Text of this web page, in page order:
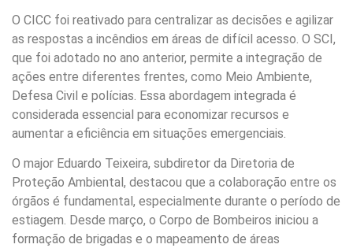
O CICC foi reativado para centralizar as decisões e agilizar
as respostas a incêndios em áreas de difícil acesso. O SCI,
que foi adotado no ano anterior, permite a integração de
ações entre diferentes frentes, como Meio Ambiente,
Defesa Civil e polícias. Essa abordagem integrada é
considerada essencial para economizar recursos e
aumentar a eficiência em situações emergenciais.
O major Eduardo Teixeira, subdiretor da Diretoria de
Proteção Ambiental, destacou que a colaboração entre os
órgãos é fundamental, especialmente durante o período de
estiagem. Desde março, o Corpo de Bombeiros iniciou a
formação de brigadas e o mapeamento de áreas